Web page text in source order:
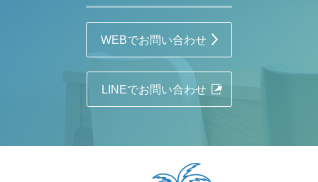
WEBでお問い合わせ
LINEでお問い合わせ